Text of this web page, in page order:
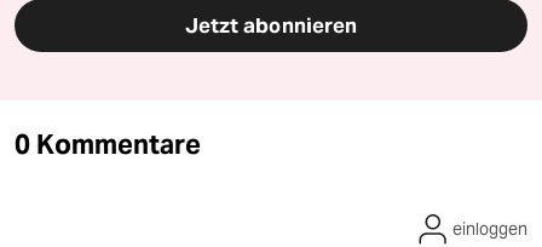
Jetzt abonnieren
0 Kommentare
einloggen